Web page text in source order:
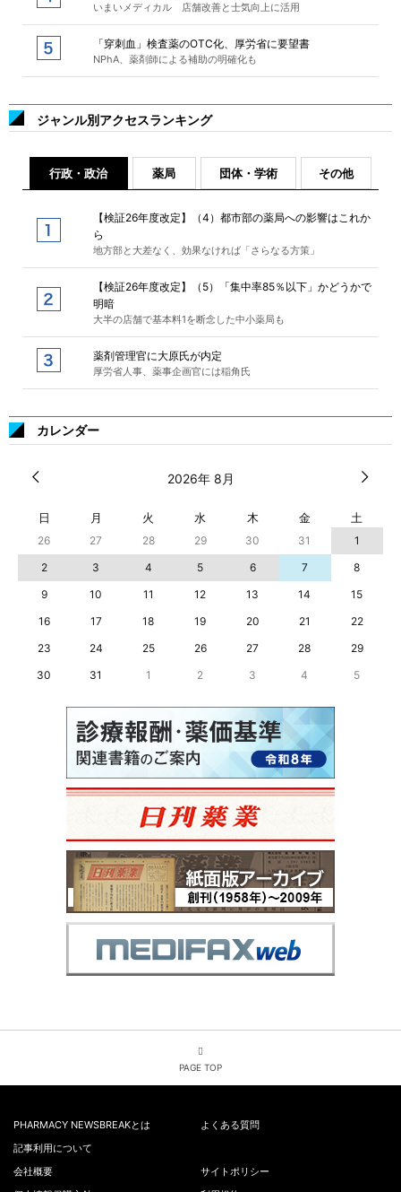
いまいメディカル 店舗改善と士気向上に活用
「穿刺血」検査薬のOTC化、厚労省に要望書
NPhA、薬剤師による補助の明確化も
ジャンル別アクセスランキング
行政・政治 薬局 団体・学術 その他
【検証26年度改定】（4）都市部の薬局への影響はこれか
ら
地方部と大差なく、効果なければ「さらなる方策」
【検証26年度改定】（5）「集中率85％以下」かどうかで
明暗
大半の店舗で基本料1を断念した中小薬局も
薬剤管理官に大原氏が内定
厚労省人事、薬事企画官には稲角氏
カレンダー
2026年 8月
日 月 火 水 木 金 土
26 27 28 29 30 31
1
2
3 4 5 6 7
8
9
10 11 12 13 14
15
16
17 18 19 20 21
22
23
24 25 26 27 28
29
30
31 1 2 3 4 5
PAGE TOP
PHARMACY NEWSBREAKとは
よくある質問
記事利用について
会社概要
サイトポリシー